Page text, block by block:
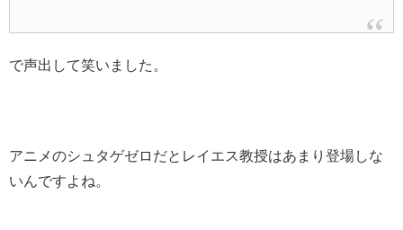
で声出して笑いました。
アニメのシュタゲゼロだとレイエス教授はあまり登場しな
いんですよね。